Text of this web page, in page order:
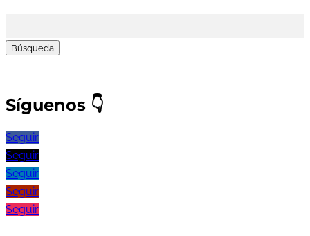
Síguenos 👇
Seguir
Seguir
Seguir
Seguir
Seguir